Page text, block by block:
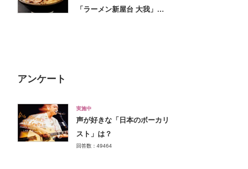
「ラーメン新屋台 大我」
アンケート
実施中
声が好きな「日本のボーカリ
スト」は？
回答数：49464